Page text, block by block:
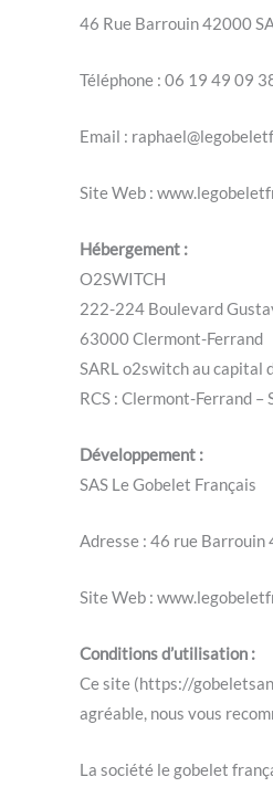
46 Rue Barrouin 42000
Téléphone : 06 19 49 09
Email :
Site Web :
Hébergement :
O2SWITCH
222-224 Boulevard
63000 Clermont-Ferrand
SARL o2switch au capital
RCS : Clermont-Ferrand
Développement :
SAS Le Gobelet Français
Adresse : 46 rue Barrouin
Site Web :
Conditions d’utilisation :
Ce site (https://
agréable, nous vous
La société le gobelet